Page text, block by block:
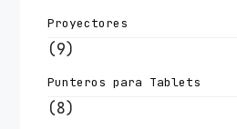
Proyectores
(9)
Punteros para Tablets
(8)